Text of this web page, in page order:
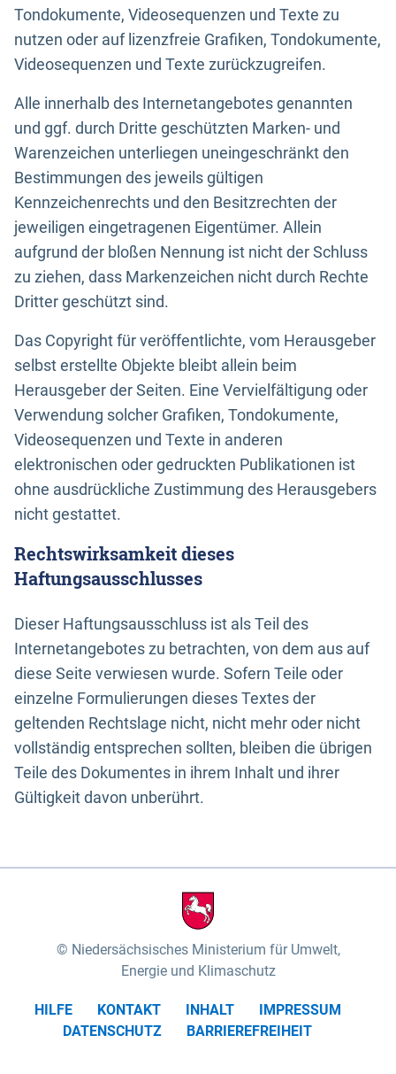
Tondokumente, Videosequenzen und Texte zu
nutzen oder auf lizenzfreie Grafiken, Tondokumente,
Videosequenzen und Texte zurückzugreifen.
Alle innerhalb des Internetangebotes genannten
und ggf. durch Dritte geschützten Marken- und
Warenzeichen unterliegen uneingeschränkt den
Bestimmungen des jeweils gültigen
Kennzeichenrechts und den Besitzrechten der
jeweiligen eingetragenen Eigentümer. Allein
aufgrund der bloßen Nennung ist nicht der Schluss
zu ziehen, dass Markenzeichen nicht durch Rechte
Dritter geschützt sind.
Das Copyright für veröffentlichte, vom Herausgeber
selbst erstellte Objekte bleibt allein beim
Herausgeber der Seiten. Eine Vervielfältigung oder
Verwendung solcher Grafiken, Tondokumente,
Videosequenzen und Texte in anderen
elektronischen oder gedruckten Publikationen ist
ohne ausdrückliche Zustimmung des Herausgebers
nicht gestattet.
Rechtswirksamkeit dieses
Haftungsausschlusses
Dieser Haftungsausschluss ist als Teil des
Internetangebotes zu betrachten, von dem aus auf
diese Seite verwiesen wurde. Sofern Teile oder
einzelne Formulierungen dieses Textes der
geltenden Rechtslage nicht, nicht mehr oder nicht
vollständig entsprechen sollten, bleiben die übrigen
Teile des Dokumentes in ihrem Inhalt und ihrer
Gültigkeit davon unberührt.
Niedersächsisches Ministerium für Umwelt,
Energie und Klimaschutz
HILFE KONTAKT INHALT
IMPRESSUM
DATENSCHUTZ
BARRIEREFREIHEIT